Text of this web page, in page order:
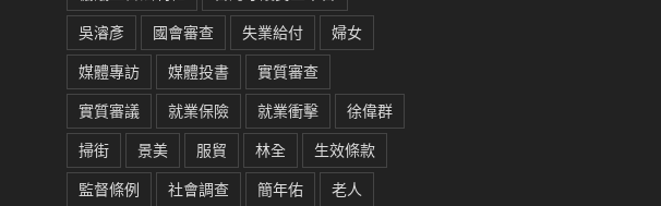
吳濬彥
國會審查 失業給付
婦女
媒體專訪
媒體投書
實質審查
實質審議
就業保險 就業衝擊
徐偉群
掃街
景美 服貿 林全
生效條款
監督條例
社會調查 簡年佑
老人